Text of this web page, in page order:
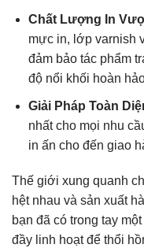
Chất Lượng In
mực in, lớp varnish
đảm bảo tác phẩm
độ nổi khối hoàn
Giải Pháp Toàn
nhất cho mọi nhu
in ấn cho đến giao
Thế giới xung quanh
hệt nhau và sản xuất
bạn đã có trong tay
đầy linh hoạt để thổi